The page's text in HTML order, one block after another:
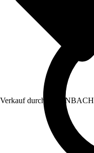
Verkauf durch: HORNBACH